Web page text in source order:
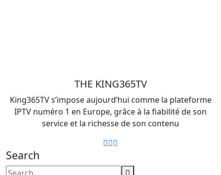
THE KING365TV
King365TV s’impose aujourd’hui comme la plateforme
IPTV numéro 1 en Europe, grâce à la fiabilité de son
service et la richesse de son contenu
Search